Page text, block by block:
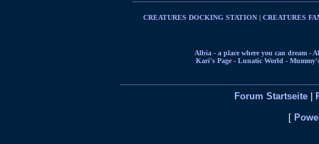
CREATURES DOCKING STATION | CREATURES
Albia - a place where you can dream-
Kari's Page - Lunatic World -
Forum Startseite
[